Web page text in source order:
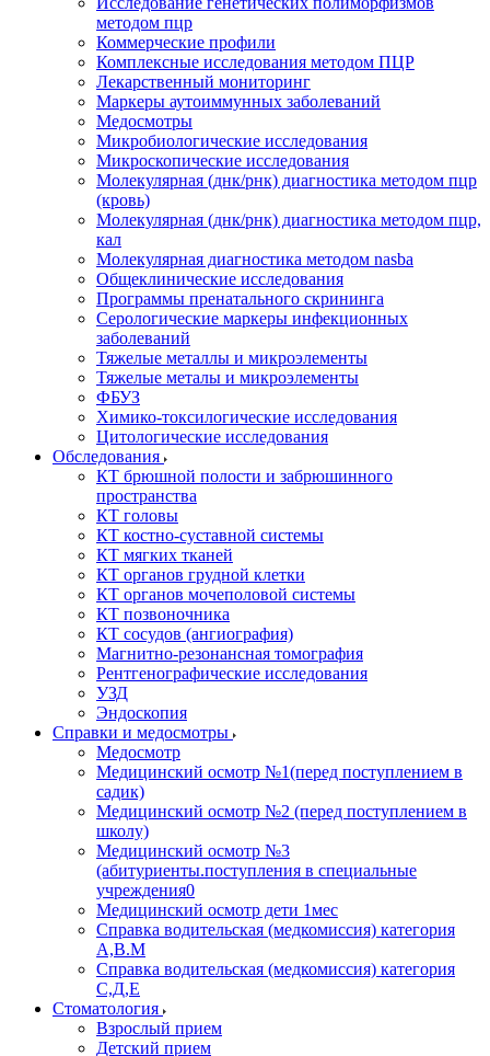
методом пцр
Коммерческие профили
Комплексные исследования методом ПЦР
Лекарственный мониторинг
Маркеры аутоиммунных заболеваний
Медосмотры
Микробиологические исследования
Микроскопические исследования
Молекулярная (днк/рнк) диагностика методом пцр
(кровь)
Молекулярная (днк/рнк) диагностика методом пцр,
кал
Молекулярная диагностика методом nasba
Общеклинические исследования
Программы пренатального скрининга
Серологические маркеры инфекционных
заболеваний
Тяжелые металлы и микроэлементы
Тяжелые металы и микроэлементы
ФБУЗ
Химико-токсилогические исследования
Цитологические исследования
Обследования
КТ брюшной полости и забрюшинного
пространства
КТ головы
КТ костно-суставной системы
КТ мягких тканей
КТ органов грудной клетки
КТ органов мочеполовой системы
КТ позвоночника
КТ сосудов (ангиография)
Магнитно-резонансная томография
Рентгенографические исследования
УЗД
Эндоскопия
Справки и медосмотры
Медосмотр
Медицинский осмотр №1(перед поступлением в
садик)
Медицинский осмотр №2 (перед поступлением в
школу)
Медицинский осмотр №3
(абитуриенты.поступления в специальные
учреждения0
Медицинский осмотр дети 1мес
Справка водительская (медкомиссия) категория
А,В.М
Справка водительская (медкомиссия) категория
С,Д,Е
Стоматология
Взрослый прием
Детский прием